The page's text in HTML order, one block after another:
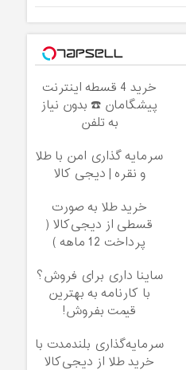
خرید 4 قسطه اینترنت
پیشگامان ☎️ بدون نیاز
به تلفن
سرمایه گذاری امن با طلا
و نقره | دیجی کالا
خرید طلا به صورت
قسطی از دیجی‌کالا (
پرداخت 12 ماهه )
ساینا داری برای فروش؟
با کارنامه به بهترین
قیمت بفروش!
سرمایه‌گذاری بلندمدت با
خرید طلا از دیجی‌کالا